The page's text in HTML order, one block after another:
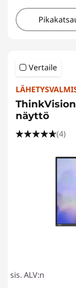
Vertaile
näyttö
(4)
sis. ALV:n